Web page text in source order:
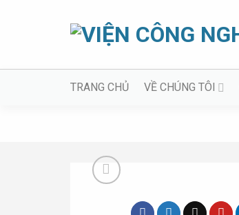
TRANG CHỦ VỀ CHÚNG TÔI